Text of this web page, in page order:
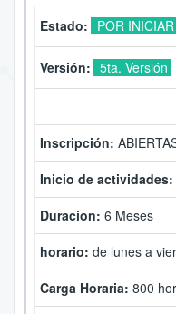
Estado: POR INICIAR
Versión: 5ta. Versión
Inscripción:
Inicio de actividades:
Duracion: 6 Meses
horario: de lunes a
Carga Horaria: 800